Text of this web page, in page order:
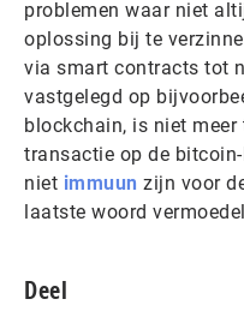
problemen waar niet
oplossing bij te
via smart contracts tot
vastgelegd op
blockchain, is niet
transactie op de
niet immuun zijn voor
laatste woord
Deel